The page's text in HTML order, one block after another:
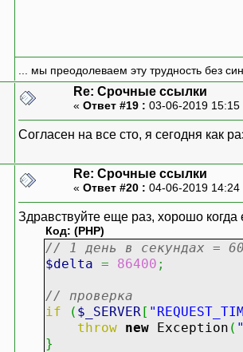
... мы преодолеваем эту трудность без
Re: Срочные ссылки
« Ответ #19 : 03-06-2019
Согласен на все сто, я сегодня как
Re: Срочные ссылки
« Ответ #20 : 04-06-2019
Здравствуйте еще раз, хорошо когда
Код: (PHP)
// 1 день в секундах =
$delta = 86400 ;
// проверка
if
( $_SERVER [
throw new Exception (
}